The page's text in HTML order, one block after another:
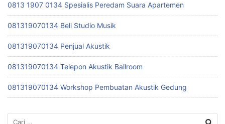
0813 1907 0134 Spesialis Peredam Suara Apartemen
081319070134 Beli Studio Musik
081319070134 Penjual Akustik
081319070134 Telepon Akustik Ballroom
081319070134 Workshop Pembuatan Akustik Gedung
Cari